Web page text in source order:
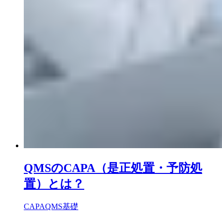
QMSのCAPA（是正処置・予防処
置）とは？
CAPAQMS基礎